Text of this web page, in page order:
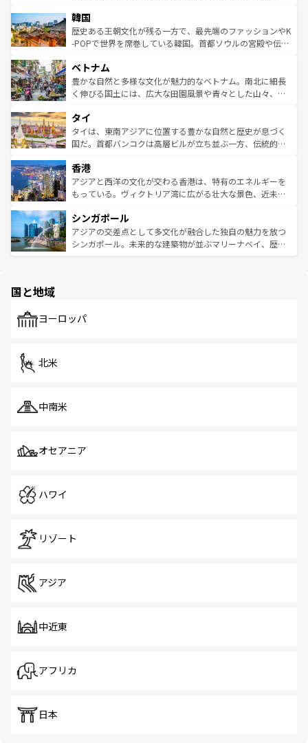
はコンテンツ一覧
いる。アクティビティも充実しており、サーフィンやダイ
ビング、ハイキングなど、アウトドア好きにはたまらな
い。オーストラリアの多彩な魅力を存分に味わいつくそ
参照してほしい。
ン）、静ひつな山岳地帯である台湾東部など、都市の喧騒
と山間の静けさが共存しており、訪れる人に新しい発見と
驚きをもたらしてくれる。また、奥深い台湾の食文化も魅
容にもいいと評判のスイーツなど、バラエティ豊かな料理
が味わえる。 なお、新着の台湾情報は コンテンツ一覧を参
照してほしい。
韓国
歴史ある王朝文化が残る一方で、最先端のファッションやK
-POPで世界を席巻している韓国。首都ソウルの宮殿や伝統
き、地方に足を延ばせば四季折々の自然美を楽しむことが
できる。そして、キムチや焼肉、絶品のストリートフード
まで、さまざまな韓国料理が待っている。夜には、韓国な
リティに包まれながら、韓国の多彩な魅力を心ゆくまで味
わってみてほしい。 なお、新着の韓国情報はコンテンツ一
覧を参照してほしい。
ベトナム
豊かな自然と多様な文化が魅力的なベトナム。南北に細長
く伸びる国土には、広大な田園風景や青々とした山々、世
急速な発展と共に伝統が息づく。ハノイの古い町並みやホ
ーチミン市のフランス統治時代の建物も、独特の雰囲気を
醸し出している。また、バラエティの豊かさとおいしさで
とつ。フォーやバインミー、ベトナムコーヒーなどは、ぜ
ひ現地で味わいたい。どの地域を訪れてもあたたかい人々
が旅行者を迎えてくれるので、きっと忘れられない旅にな
参照してほしい。
タイ
タイは、東南アジアに位置する豊かな自然と歴史が息づく
国だ。首都バンコクは高層ビルが立ち並ぶ一方、伝統的な
の活気が交差している。北部ではチェンマイなどの山岳地
帯で自然と触れ合い、南部ではプーケットやクラビの美し
いビーチでリゾート気分を楽しむことができる。タイ料理
激する。気候は一年中温暖で、どの季節にも異なる楽しみ
が待っている。親しみやすいタイの人々、仏教を中心とし
た文化、そして多様な観光資源が、訪れる旅人を魅了し続
香港
アジアと西洋の文化が交わる香港は、特有のエネルギーを
もっている。ヴィクトリア湾に広がる壮大な景色、近未来
み、どこを訪れても感動するはず。観光スポットが密集し
ており、効率よく見どころを回れるのも魅力。息をのむよ
うな絶景から文化的な体験まで、香港を存分に楽しみ尽く
シンガポール
アジアの交差点として多文化が融合した独自の魅力を放つ
シンガポール。未来的な建築物が並ぶマリーナベイ、歴史
で、ホーカーズは地元の風情を楽しめる外せないスポット
国と地域
ヨーロッパ
北米
中南米
オセアニア
ハワイ
リゾート
アジア
中近東
アフリカ
日本